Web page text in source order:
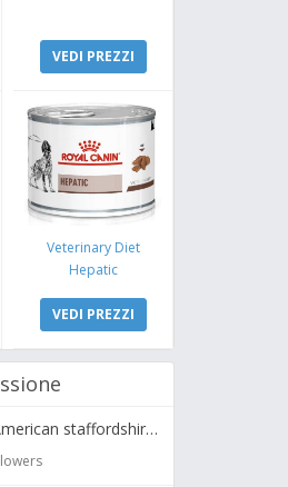
VEDI PREZZI
Veterinary Diet
Hepatic
VEDI PREZZI
Gruppo American staffordshire terrier ( amstaff, amastaff )